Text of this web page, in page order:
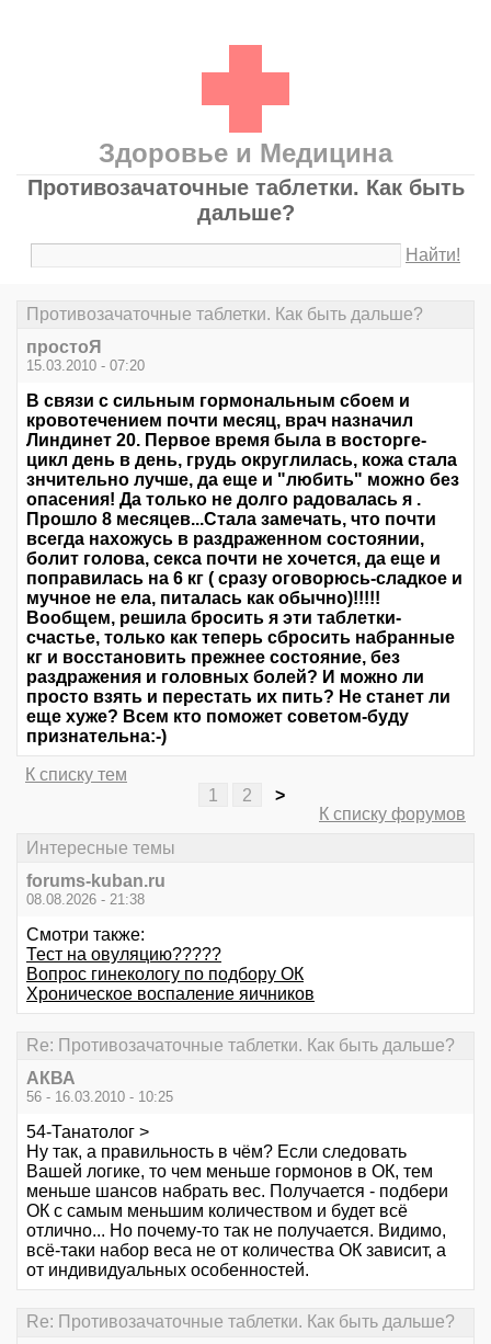
Здоровье и Медицина
Противозачаточные таблетки. Как быть
дальше?
Найти!
Противозачаточные таблетки. Как быть дальше?
простоЯ
15.03.2010 - 07:20
В связи с сильным гормональным сбоем и
кровотечением почти месяц, врач назначил
Линдинет 20. Первое время была в восторге-
цикл день в день, грудь округлилась, кожа стала
знчительно лучше, да еще и "любить" можно без
опасения! Да только не долго радовалась я .
Прошло 8 месяцев...Стала замечать, что почти
всегда нахожусь в раздраженном состоянии,
болит голова, секса почти не хочется, да еще и
поправилась на 6 кг ( сразу оговорюсь-сладкое и
мучное не ела, питалась как обычно)!!!!!
Вообщем, решила бросить я эти таблетки-
счастье, только как теперь сбросить набранные
кг и восстановить прежнее состояние, без
раздражения и головных болей? И можно ли
просто взять и перестать их пить? Не станет ли
еще хуже? Всем кто поможет советом-буду
признательна:-)
К списку тем
1
2
>
К списку форумов
Интересные темы
forums-kuban.ru
08.08.2026 - 21:38
Смотри также:
Тест на овуляцию?????
Вопрос гинекологу по подбору ОК
Хроническое воспаление яичников
Re: Противозачаточные таблетки. Как быть дальше?
АКВА
56 - 16.03.2010 - 10:25
54-Танатолог >
Ну так, а правильность в чём? Если следовать
Вашей логике, то чем меньше гормонов в ОК, тем
меньше шансов набрать вес. Получается - подбери
ОК с самым меньшим количеством и будет всё
отлично... Но почему-то так не получается. Видимо,
всё-таки набор веса не от количества ОК зависит, а
от индивидуальных особенностей.
Re: Противозачаточные таблетки. Как быть дальше?